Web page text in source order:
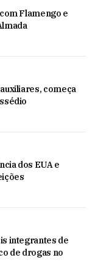
Flamengo e
começa
dos EUA e
integrantes de
de drogas no